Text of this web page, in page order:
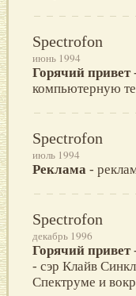
Spectrofon
июнь 1994
Горячий привет
компьютерную
Spectrofon
июль 1994
Реклама -
Spectrofon
декабрь 1996
Горячий привет
- сэр Клайв
Спектруме и